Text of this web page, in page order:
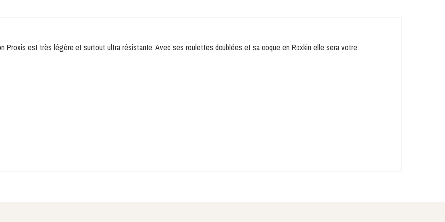
Proxis est très légère et surtout ultra résistante. Avec ses roulettes doublées et sa coque en Roxkin elle sera votre